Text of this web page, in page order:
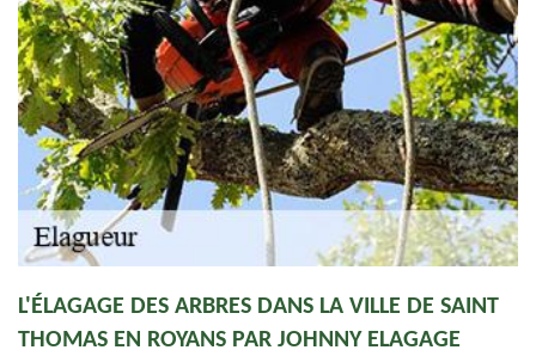
L'ÉLAGAGE DES ARBRES DANS LA VILLE DE SAINT
THOMAS EN ROYANS PAR JOHNNY ELAGAGE